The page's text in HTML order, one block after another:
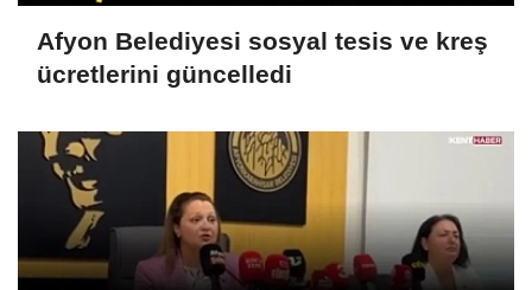
Afyon Belediyesi sosyal tesis ve kreş
ücretlerini güncelledi